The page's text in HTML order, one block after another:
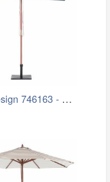
Halo Design 746163 - LED Stm. nab.…